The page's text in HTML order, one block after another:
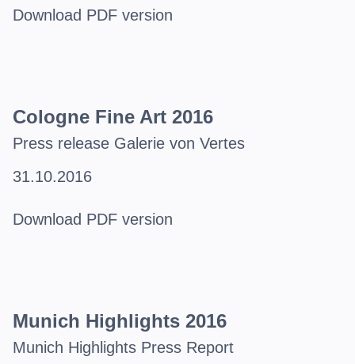
Download PDF version
Cologne Fine Art 2016
Press release Galerie von Vertes
31.10.2016
Download PDF version
Munich Highlights 2016
Munich Highlights Press Report